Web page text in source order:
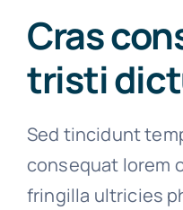
Cras
tristi
Sed tincidunt
consequat lorem
fringilla ultricies